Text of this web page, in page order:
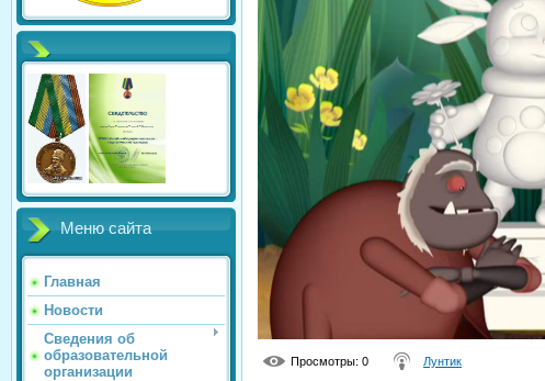
Меню сайта
Главная
Новости
Сведения об
образовательной
организации
Просмотры: 0 Лунтик